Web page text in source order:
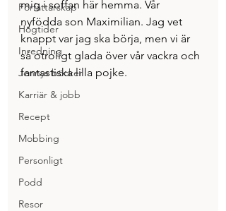
Författarskap
Högtider
Inredning
Jennys böcker
Karriär & jobb
Recept
Mobbing
Personligt
Podd
Resor
mig i soffan här hemma. Vår
nyfödda son Maximilian. Jag vet
knappt var jag ska börja, men vi är
så otroligt glada över vår vackra och
fantastiska lilla pojke.